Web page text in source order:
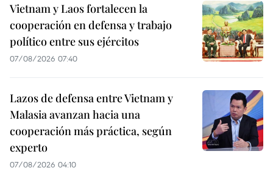
Vietnam y Laos fortalecen la
cooperación en defensa y trabajo
político entre sus ejércitos
07/08/2026 07:40
Lazos de defensa entre Vietnam y
Malasia avanzan hacia una
cooperación más práctica, según
experto
07/08/2026 04:10